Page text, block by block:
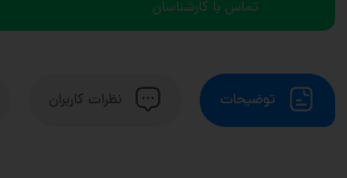
تماس با کارشناسان
توضیحات نظرات کاربران